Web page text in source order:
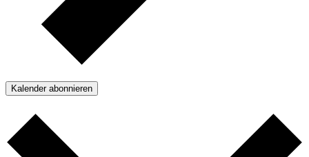
Kalender abonnieren